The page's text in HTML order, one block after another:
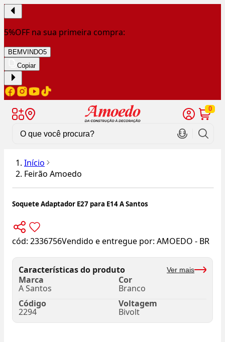
5%OFF na sua primeira compra:
BEMVINDO5
Copiar
0
Início
Feirão Amoedo
Soquete Adaptador E27 para E14 A Santos
cód: 2336756Vendido e entregue por: AMOEDO - BR
Características do produto Ver mais
Marca
A Santos
Cor
Branco
Código
2294
Voltagem
Bivolt